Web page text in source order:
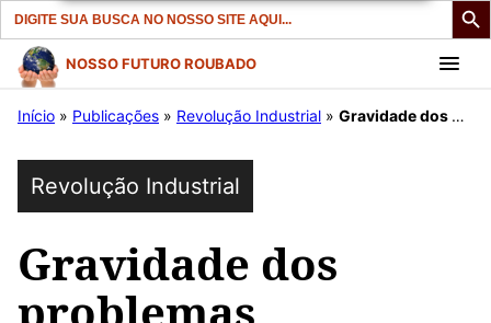
Search
for:
Pular
para
conteúdo
NOSSO FUTURO ROUBADO
Início » Publicações » Revolução Industrial » Gravidade dos problemas ambientais e a inconsciência generalizada, artigo de Leonardo Boff.
Revolução Industrial
Gravidade dos